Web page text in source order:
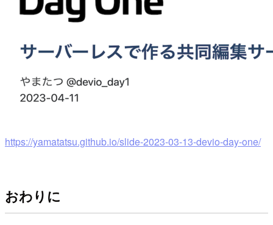
https://yamatatsu.github.io/slide-2023-03-13-devio-day-one/
おわりに